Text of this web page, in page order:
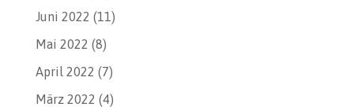
Juni 2022 (11)
Mai 2022 (8)
April 2022 (7)
März 2022 (4)